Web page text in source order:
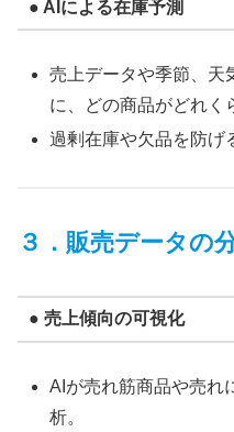
● AIによる在庫予測
売上データや季節、天
に、どの商品がどれく
過剰在庫や欠品を防げ
３．販売データの
● 売上傾向の可視化
AIが売れ筋商品や売れ
析。